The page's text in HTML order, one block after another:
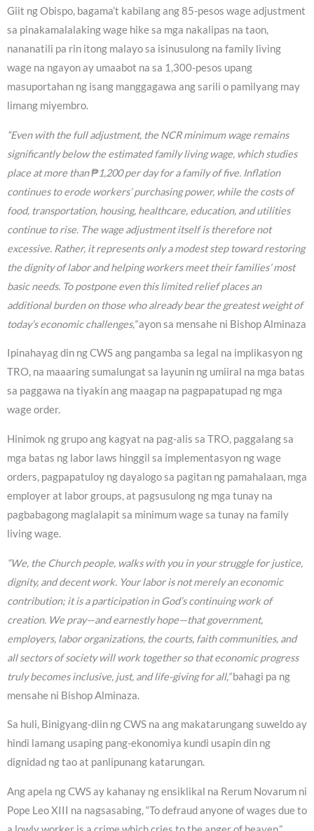
Giit ng Obispo, bagama’t kabilang ang 85-pesos wage adjustment
sa pinakamalalaking wage hike sa mga nakalipas na taon,
nananatili pa rin itong malayo sa isinusulong na family living
wage na ngayon ay umaabot na sa 1,300-pesos upang
masuportahan ng isang manggagawa ang sarili o pamilyang may
limang miyembro.
“Even with the full adjustment, the NCR minimum wage remains
significantly below the estimated family living wage, which studies
place at more than ₱1,200 per day for a family of five. Inflation
continues to erode workers’ purchasing power, while the costs of
food, transportation, housing, healthcare, education, and utilities
continue to rise. The wage adjustment itself is therefore not
excessive. Rather, it represents only a modest step toward restoring
the dignity of labor and helping workers meet their families’ most
basic needs. To postpone even this limited relief places an
additional burden on those who already bear the greatest weight of
today’s economic challenges,”ayon sa mensahe ni Bishop Alminaza
Ipinahayag din ng CWS ang pangamba sa legal na implikasyon ng
TRO, na maaaring sumalungat sa layunin ng umiiral na mga batas
sa paggawa na tiyakin ang maagap na pagpapatupad ng mga
wage order.
Hinimok ng grupo ang kagyat na pag-alis sa TRO, paggalang sa
mga batas ng labor laws hinggil sa implementasyon ng wage
orders, pagpapatuloy ng dayalogo sa pagitan ng pamahalaan, mga
employer at labor groups, at pagsusulong ng mga tunay na
pagbabagong maglalapit sa minimum wage sa tunay na family
living wage.
“We, the Church people, walks with you in your struggle for justice,
dignity, and decent work. Your labor is not merely an economic
contribution; it is a participation in God’s continuing work of
creation. We pray—and earnestly hope—that government,
employers, labor organizations, the courts, faith communities, and
all sectors of society will work together so that economic progress
truly becomes inclusive, just, and life-giving for all,”bahagi pa ng
mensahe ni Bishop Alminaza.
Sa huli, Binigyang-diin ng CWS na ang makatarungang suweldo ay
hindi lamang usaping pang-ekonomiya kundi usapin din ng
dignidad ng tao at panlipunang katarungan.
Ang apela ng CWS ay kahanay ng ensiklikal na Rerum Novarum ni
Pope Leo XIII na nagsasabing, “To defraud anyone of wages due to